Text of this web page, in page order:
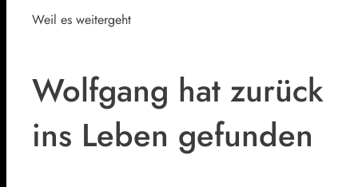
Weil es weitergeht
Wolfgang hat zurück
ins Leben gefunden